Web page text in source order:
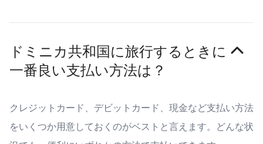
ドミニカ共和国に旅行するときに
一番良い支払い方法は？
クレジットカード、デビットカード、現金など支払い方法
をいくつか用意しておくのがベストと言えます。どんな状